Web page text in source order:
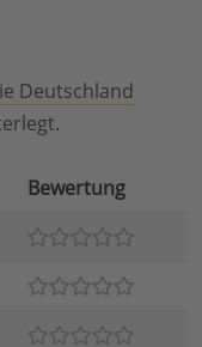
Deutschland
Bewertung